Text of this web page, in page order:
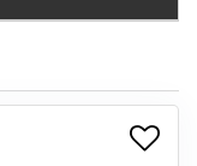
+
+